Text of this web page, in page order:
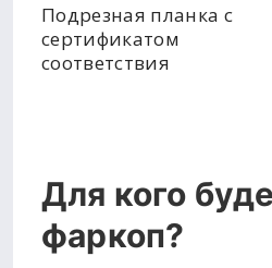
Подрезная планка с
сертификатом
соответствия
Для кого
фаркоп?